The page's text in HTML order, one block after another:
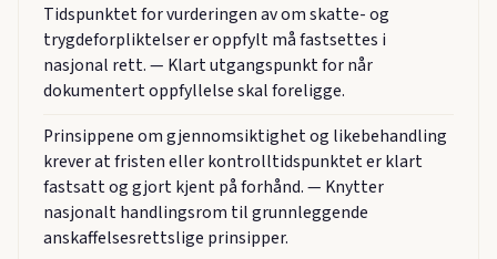
Tidspunktet for vurderingen av om skatte- og
trygdeforpliktelser er oppfylt må fastsettes i
nasjonal rett. — Klart utgangspunkt for når
dokumentert oppfyllelse skal foreligge.
Prinsippene om gjennomsiktighet og likebehandling
krever at fristen eller kontrolltidspunktet er klart
fastsatt og gjort kjent på forhånd. — Knytter
nasjonalt handlingsrom til grunnleggende
anskaffelsesrettslige prinsipper.